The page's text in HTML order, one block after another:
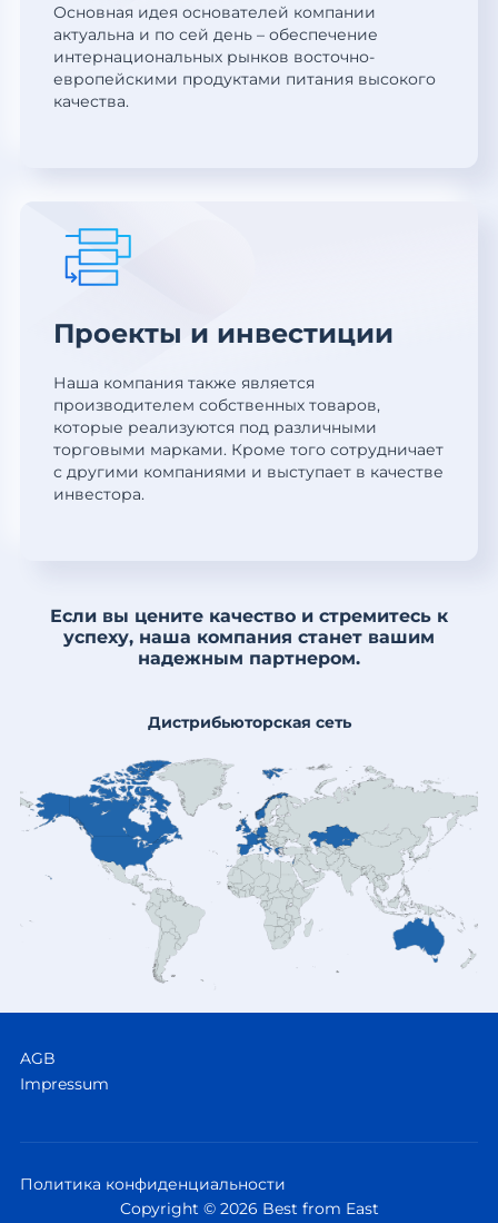
Основная идея основателей компании
актуальна и по сей день – обеспечение
интернациональных рынков восточно-
европейскими продуктами питания высокого
качества.
Проекты и инвестиции
Наша компания также является
производителем собственных товаров,
которые реализуются под различными
торговыми марками. Кроме того сотрудничает
с другими компаниями и выступает в качестве
инвестора.
Если вы цените качество и стремитесь к
успеху, наша компания станет вашим
надежным партнером.
Дистрибьюторская сеть
AGB
Impressum
Политика конфиденциальности
Copyright © 2026 Best from East